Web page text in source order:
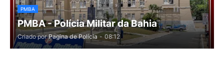
PMBA
PMBA - Polícia Militar da Bahia
Criado por Pagina de Polícia - 08:12